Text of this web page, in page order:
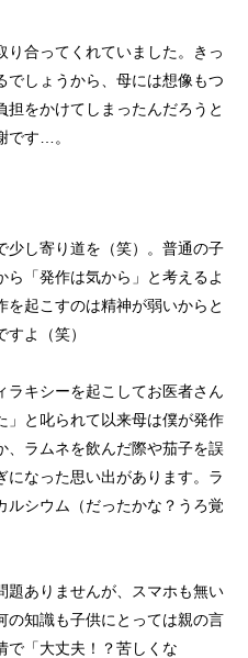
合ってくれていました。きっ
でしょうから、母には想像もつ
をかけてしまったんだろうと
です…。
し寄り道を（笑）。普通の子
ら「発作は気から」と考えるよ
を起こすのは精神が弱いからと
よ（笑）
キシーを起こしてお医者さん
」と叱られて以来母は僕が発作
、ラムネを飲んだ際や茄子を誤
なった思い出があります。ラ
ルシウム（だったかな？うろ覚
ありませんが、スマホも無い
知識も子供にとっては親の言
で「大丈夫！？苦しくな